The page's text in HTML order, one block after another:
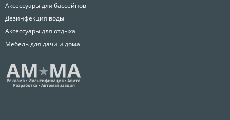
Аксессуары для бассейнов
Дезинфекция воды
Аксессуары для отдыха
Мебель для дачи и дома